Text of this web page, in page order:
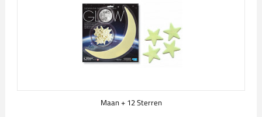
Maan + 12 Sterren